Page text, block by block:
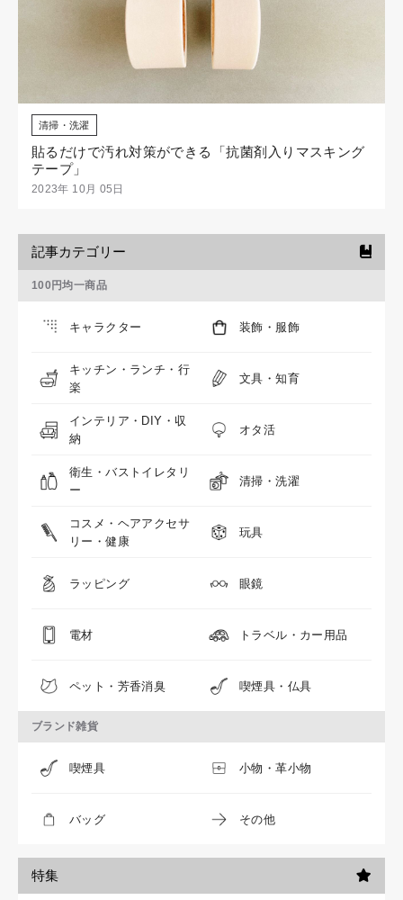
清掃・洗濯
貼るだけで汚れ対策ができる「抗菌剤入りマスキング
テープ」
2023年 10月 05日
記事カテゴリー
100円均一商品
キャラクター 装飾・服飾
キッチン・ランチ・行
楽
文具・知育
インテリア・DIY・収
納
オタ活
衛生・バストイレタリ
ー
清掃・洗濯
コスメ・ヘアアクセサ
リー・健康
玩具
ラッピング 眼鏡
電材 トラベル・カー用品
ペット・芳香消臭 喫煙具・仏具
ブランド雑貨
喫煙具 小物・革小物
バッグ その他
特集